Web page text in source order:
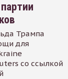
Трампа
для
со ссылкой